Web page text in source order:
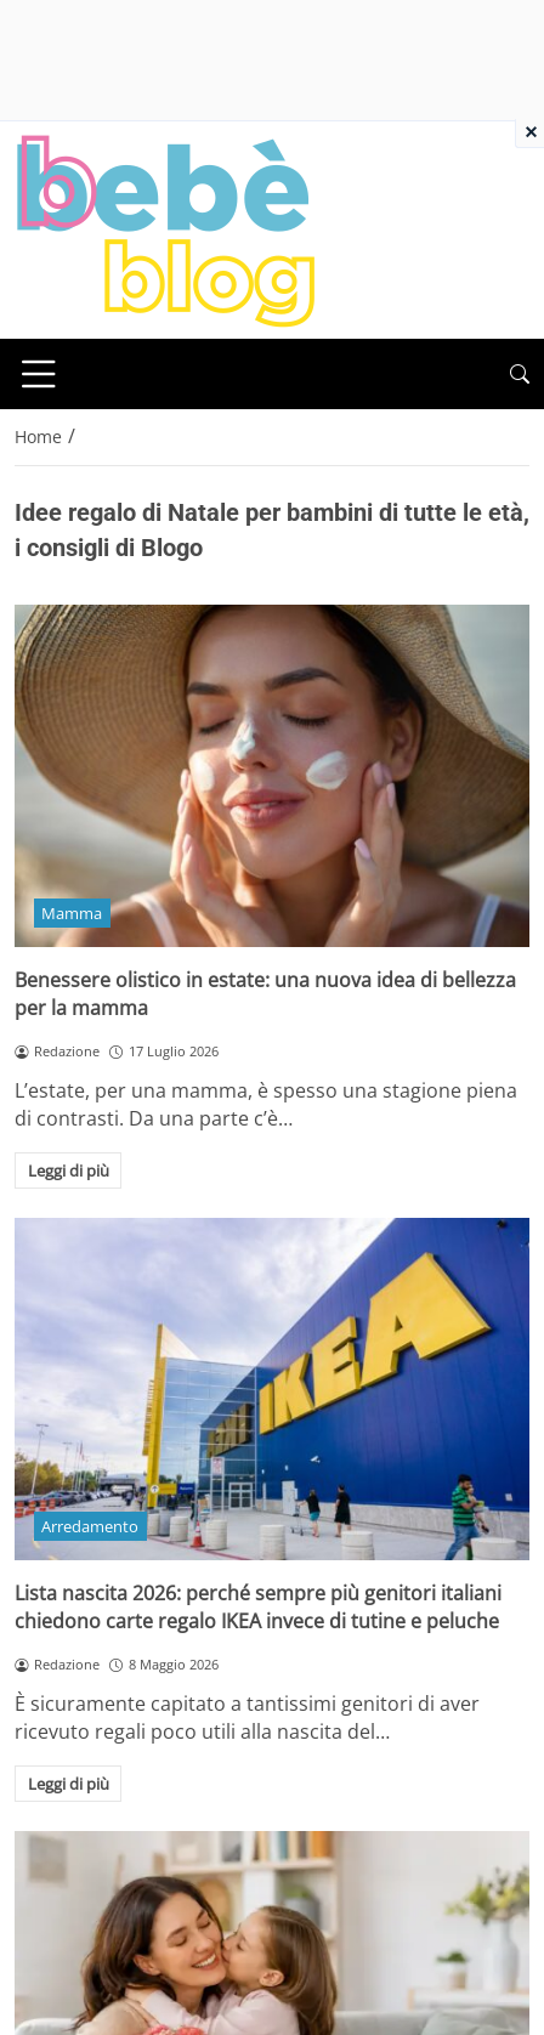
Home /
Idee regalo di Natale per bambini di tutte le età,
i consigli di Blogo
Mamma
Benessere olistico in estate: una nuova idea di bellezza
per la mamma
Redazione 17 Luglio 2026
L’estate, per una mamma, è spesso una stagione piena
di contrasti. Da una parte c’è…
Leggi di più
Arredamento
Lista nascita 2026: perché sempre più genitori italiani
chiedono carte regalo IKEA invece di tutine e peluche
Redazione 8 Maggio 2026
È sicuramente capitato a tantissimi genitori di aver
ricevuto regali poco utili alla nascita del…
Leggi di più
×